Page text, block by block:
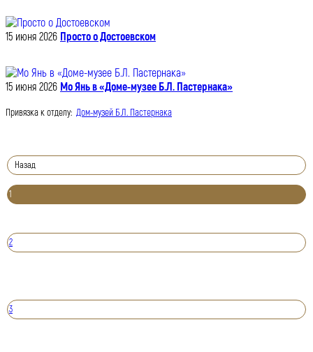
15 июня 2026 Просто о Достоевском
15 июня 2026 Мо Янь в «Доме-музее Б.Л. Пастернака»
Привязка к отделу: Дом-музей Б.Л. Пастернака
Назад
1
2
3